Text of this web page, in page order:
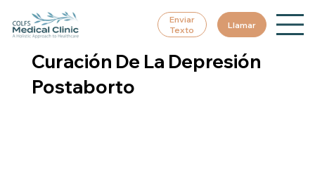
Enviar
Texto
Llamar
Curación De La Depresión
Postaborto